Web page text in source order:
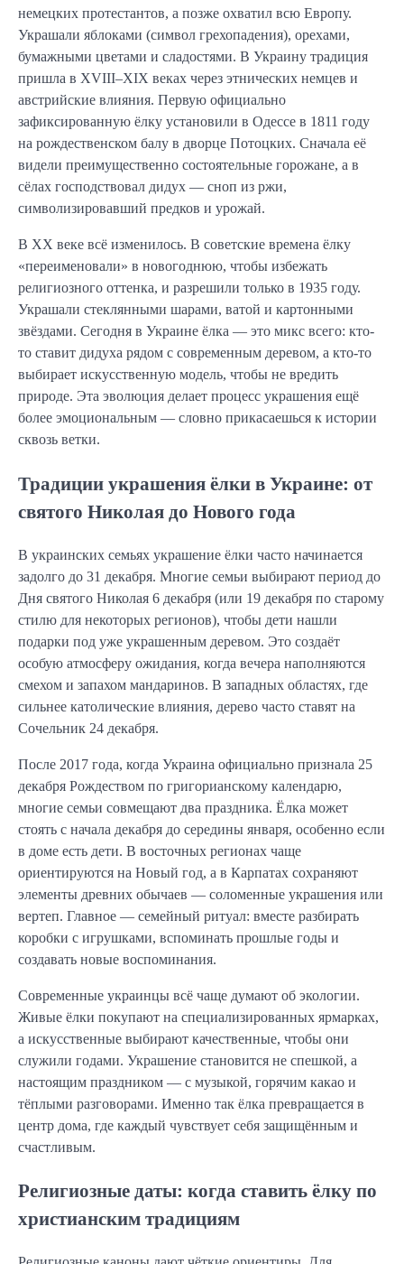
немецких протестантов, а позже охватил всю Европу.
Украшали яблоками (символ грехопадения), орехами,
бумажными цветами и сладостями. В Украину традиция
пришла в XVIII–XIX веках через этнических немцев и
австрийские влияния. Первую официально
зафиксированную ёлку установили в Одессе в 1811 году
на рождественском балу в дворце Потоцких. Сначала её
видели преимущественно состоятельные горожане, а в
сёлах господствовал дидух — сноп из ржи,
символизировавший предков и урожай.
В XX веке всё изменилось. В советские времена ёлку
«переименовали» в новогоднюю, чтобы избежать
религиозного оттенка, и разрешили только в 1935 году.
Украшали стеклянными шарами, ватой и картонными
звёздами. Сегодня в Украине ёлка — это микс всего: кто-
то ставит дидуха рядом с современным деревом, а кто-то
выбирает искусственную модель, чтобы не вредить
природе. Эта эволюция делает процесс украшения ещё
более эмоциональным — словно прикасаешься к истории
сквозь ветки.
Традиции украшения ёлки в Украине: от
святого Николая до Нового года
В украинских семьях украшение ёлки часто начинается
задолго до 31 декабря. Многие семьи выбирают период до
Дня святого Николая 6 декабря (или 19 декабря по старому
стилю для некоторых регионов), чтобы дети нашли
подарки под уже украшенным деревом. Это создаёт
особую атмосферу ожидания, когда вечера наполняются
смехом и запахом мандаринов. В западных областях, где
сильнее католические влияния, дерево часто ставят на
Сочельник 24 декабря.
После 2017 года, когда Украина официально признала 25
декабря Рождеством по григорианскому календарю,
многие семьи совмещают два праздника. Ёлка может
стоять с начала декабря до середины января, особенно если
в доме есть дети. В восточных регионах чаще
ориентируются на Новый год, а в Карпатах сохраняют
элементы древних обычаев — соломенные украшения или
вертеп. Главное — семейный ритуал: вместе разбирать
коробки с игрушками, вспоминать прошлые годы и
создавать новые воспоминания.
Современные украинцы всё чаще думают об экологии.
Живые ёлки покупают на специализированных ярмарках,
а искусственные выбирают качественные, чтобы они
служили годами. Украшение становится не спешкой, а
настоящим праздником — с музыкой, горячим какао и
тёплыми разговорами. Именно так ёлка превращается в
центр дома, где каждый чувствует себя защищённым и
счастливым.
Религиозные даты: когда ставить ёлку по
христианским традициям